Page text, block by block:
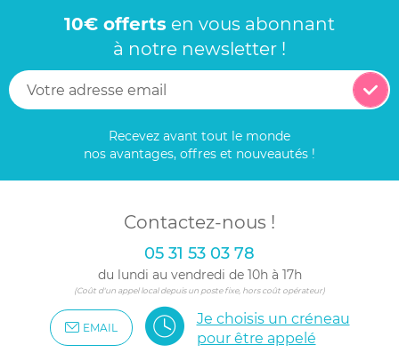
10€ offerts en vous abonnant
à notre newsletter !
Recevez avant tout le monde
nos avantages, offres et nouveautés !
Contactez-nous !
05 31 53 03 78
du lundi au vendredi de 10h à 17h
(Coût d'un appel local depuis un poste fixe, hors coût opérateur)
EMAIL
Je choisis un créneau
pour être appelé